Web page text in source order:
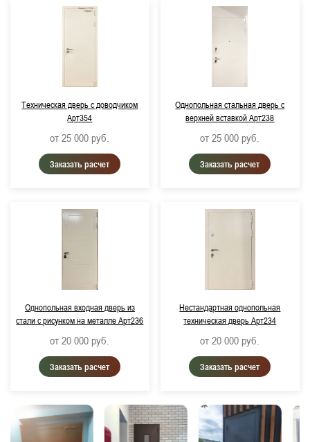
Техническая дверь с доводчиком
Арт354
от 25 000 руб.
Заказать расчет
Однопольная стальная дверь с
верхней вставкой Арт238
от 25 000 руб.
Заказать расчет
Однопольная входная дверь из
стали с рисунком на металле Арт236
от 20 000 руб.
Заказать расчет
Нестандартная однопольная
техническая дверь Арт234
от 20 000 руб.
Заказать расчет